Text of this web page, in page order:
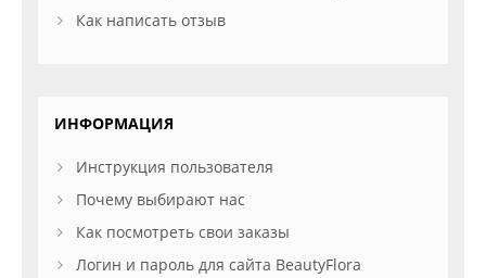
Как написать отзыв
ИНФОРМАЦИЯ
Инструкция пользователя
Почему выбирают нас
Как посмотреть свои заказы
Логин и пароль для сайта BeautyFlora